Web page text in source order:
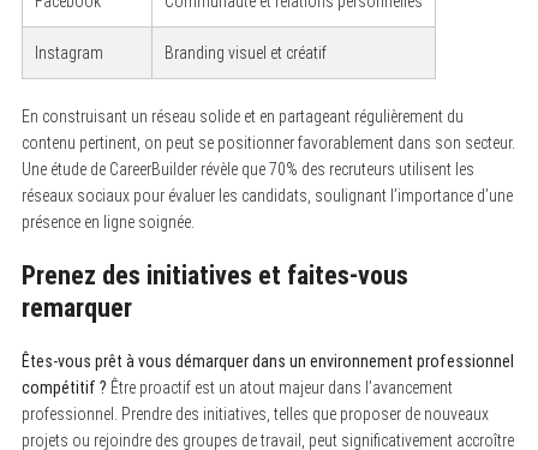
Instagram Branding visuel et créatif
En construisant un réseau solide et en partageant régulièrement du
contenu pertinent, on peut se positionner favorablement dans son secteur.
Une étude de CareerBuilder révèle que 70% des recruteurs utilisent les
réseaux sociaux pour évaluer les candidats, soulignant l’importance d’une
présence en ligne soignée.
Prenez des initiatives et faites-vous
remarquer
Êtes-vous prêt à vous démarquer dans un environnement professionnel
compétitif ? Être proactif est un atout majeur dans l’avancement
professionnel. Prendre des initiatives, telles que proposer de nouveaux
projets ou rejoindre des groupes de travail, peut significativement accroître